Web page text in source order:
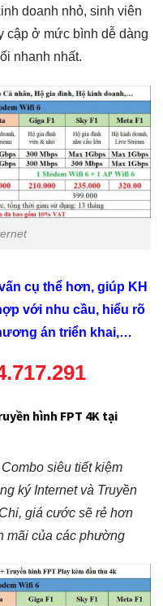
doanh nhỏ, sinh viên
cập ở mức bình dễ dàng
nhanh nhất.
cụ thể hơn, giúp KH
với nhu cầu, hiểu rõ
án triển khai,…
hình FPT 4K tại
siêu tiết kiệm
ký Internet và Truyền
giá cước sẽ rẻ hơn
mãi của các phường